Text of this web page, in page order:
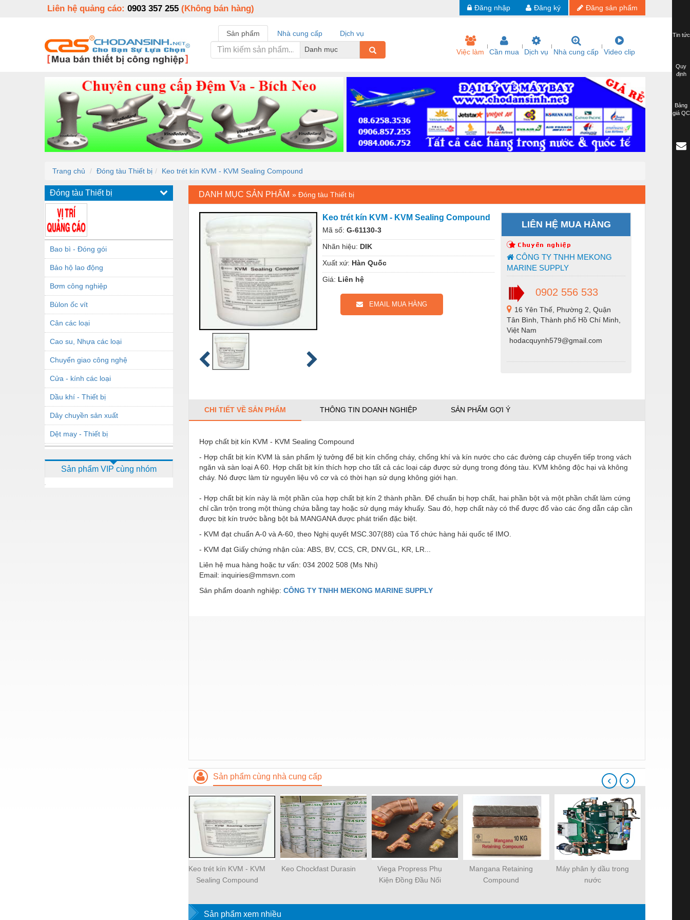
Liên hệ quảng cáo: 0903 357 255 (Không bán hàng) Đăng sản phẩm
Đăng ký
Đăng nhập
Sản phẩm Nhà cung cấp
Dịch vụ
Danh mục
Việc làm Cần mua Dịch vụ Nhà cung cấp Video clip
Trang chủ Đóng tàu Thiết bị Keo trét kín KVM - KVM Sealing Compound
Đóng tàu Thiết bị
Bao bì - Đóng gói
Bảo hộ lao động
Bơm công nghiệp
Bùlon ốc vít
Cân các loại
Cao su, Nhựa các loại
Chuyển giao công nghệ
Cửa - kính các loại
Dầu khí - Thiết bị
Dây chuyền sản xuất
Dệt may - Thiết bị
Dịch vụ - Thi công
Sản phẩm VIP cùng nhóm
DANH MỤC SẢN PHẨM » Đóng tàu Thiết bị
Keo trét kín KVM - KVM Sealing Compound
Mã số: G-61130-3
Nhãn hiệu: DIK
Xuất xứ: Hàn Quốc
Giá: Liên hệ
EMAIL MUA HÀNG
LIÊN HỆ MUA HÀNG
CÔNG TY TNHH MEKONG
MARINE SUPPLY
0902 556 533
16 Yên Thế, Phường 2, Quận
Tân Bình, Thành phố Hồ Chí Minh,
Việt Nam
hodacquynh579@gmail.com
CHI TIẾT VỀ SẢN PHẨM THÔNG TIN DOANH NGHIỆP SẢN PHẨM GỢI Ý
Hợp chất bịt kín KVM - KVM Sealing Compound
- Hợp chất bịt kín KVM là sản phẩm lý tưởng để bịt kín chống cháy, chống khí và kín nước cho các đường cáp chuyển tiếp trong vách
ngăn và sàn loại A 60. Hợp chất bịt kín thích hợp cho tất cả các loại cáp được sử dụng trong đóng tàu. KVM không độc hại và không
cháy. Nó được làm từ nguyên liệu vô cơ và có thời hạn sử dụng không giới hạn.
- Hợp chất bịt kín này là một phần của hợp chất bịt kín 2 thành phần. Để chuẩn bị hợp chất, hai phần bột và một phần chất làm cứng
chỉ cần trộn trong một thùng chứa bằng tay hoặc sử dụng máy khuấy. Sau đó, hợp chất này có thể được đổ vào các ống dẫn cáp cần
được bịt kín trước bằng bột bả MANGANA được phát triển đặc biệt.
- KVM đạt chuẩn A-0 và A-60, theo Nghị quyết MSC.307(88) của Tổ chức hàng hải quốc tế IMO.
- KVM đạt Giấy chứng nhận của: ABS, BV, CCS, CR, DNV.GL, KR, LR...
Liên hệ mua hàng hoặc tư vấn: 034 2002 508 (Ms Nhi)
Email: inquiries@mmsvn.com
Sản phẩm doanh nghiệp: CÔNG TY TNHH MEKONG MARINE SUPPLY
Sản phẩm cùng nhà cung cấp
Keo trét kín KVM - KVM
Sealing Compound
Keo Chockfast Durasin
Viega Propress Phụ
Kiện Đồng Đầu Nối
Ống Nước Bằng Đồng
Mangana Retaining
Compound
Máy phân ly dầu trong
nước
‹ ›
Sản phẩm xem nhiều
Tin tức
Quy
định
Bảng
giá QC